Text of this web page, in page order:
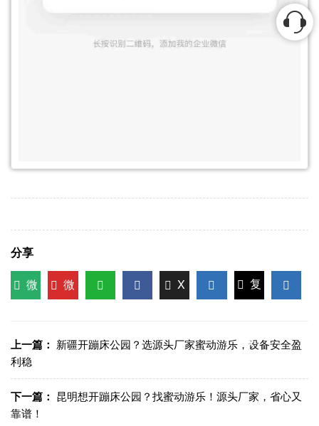
分享
微
微
X
复
接
上一篇： 新疆开蹦床公园？选源头厂家蜜动游乐，设备安全盈
利稳
下一篇： 昆明想开蹦床公园？找蜜动游乐！源头厂家，省心又
靠谱！